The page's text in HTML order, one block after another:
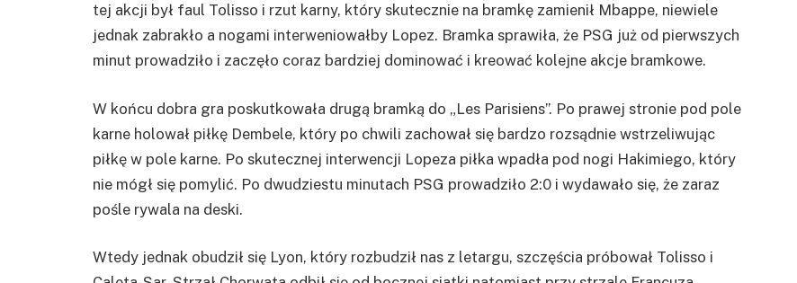
tej akcji był faul Tolisso i rzut karny, który skutecznie na bramkę zamienił Mbappe, niewiele
jednak zabrakło a nogami interweniowałby Lopez. Bramka sprawiła, że PSG już od pierwszych
minut prowadziło i zaczęło coraz bardziej dominować i kreować kolejne akcje bramkowe.
W końcu dobra gra poskutkowała drugą bramką do „Les Parisiens”. Po prawej stronie pod pole
karne holował piłkę Dembele, który po chwili zachował się bardzo rozsądnie wstrzeliwując
piłkę w pole karne. Po skutecznej interwencji Lopeza piłka wpadła pod nogi Hakimiego, który
nie mógł się pomylić. Po dwudziestu minutach PSG prowadziło 2:0 i wydawało się, że zaraz
pośle rywala na deski.
Wtedy jednak obudził się Lyon, który rozbudził nas z letargu, szczęścia próbował Tolisso i